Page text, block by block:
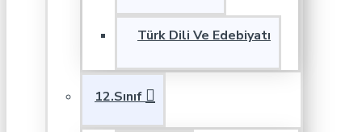
Türk Dili Ve Edebiyatı
12.Sınıf